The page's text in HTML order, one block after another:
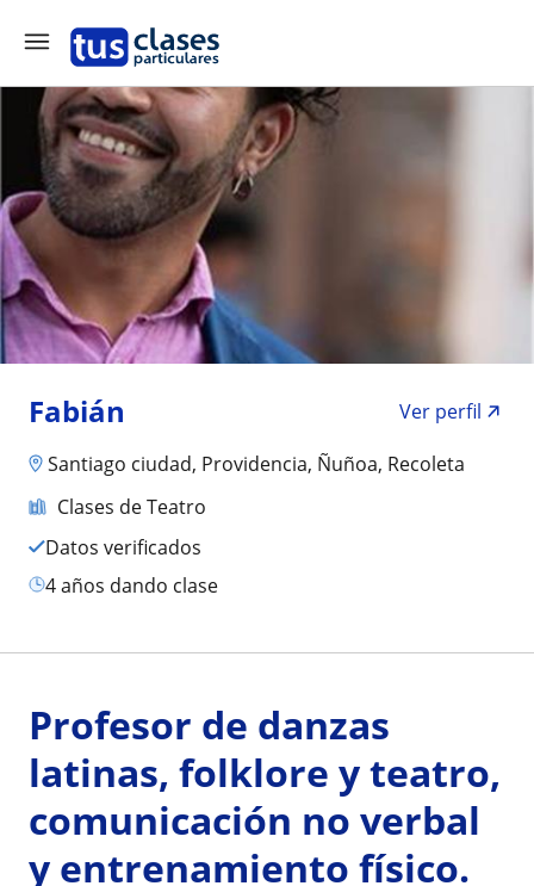
Fabián
Ver perfil
Santiago ciudad, Providencia, Ñuñoa, Recoleta
Clases de Teatro
Datos verificados
4 años dando clase
Profesor de danzas
latinas, folklore y teatro,
comunicación no verbal
y entrenamiento físico.